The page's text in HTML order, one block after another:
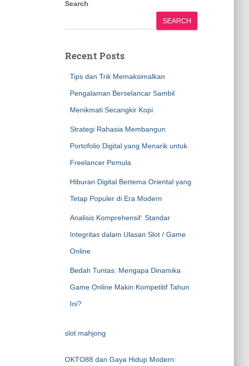
Search
SEARCH
Recent Posts
Tips dan Trik Memaksimalkan
Pengalaman Berselancar Sambil
Menikmati Secangkir Kopi
Strategi Rahasia Membangun
Portofolio Digital yang Menarik untuk
Freelancer Pemula
Hiburan Digital Bertema Oriental yang
Tetap Populer di Era Modern
Analisis Komprehensif: Standar
Integritas dalam Ulasan Slot / Game
Online
Bedah Tuntas: Mengapa Dinamika
Game Online Makin Kompetitif Tahun
Ini?
slot mahjong
OKTO88 dan Gaya Hidup Modern: